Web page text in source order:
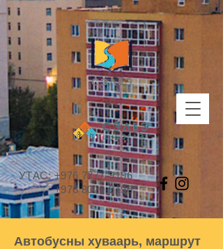
УТАС:+976 7777-9196
+976 8020-9196
Автобусны хуваарь, маршрут